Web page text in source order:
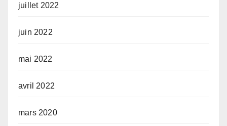
juillet 2022
juin 2022
mai 2022
avril 2022
mars 2020